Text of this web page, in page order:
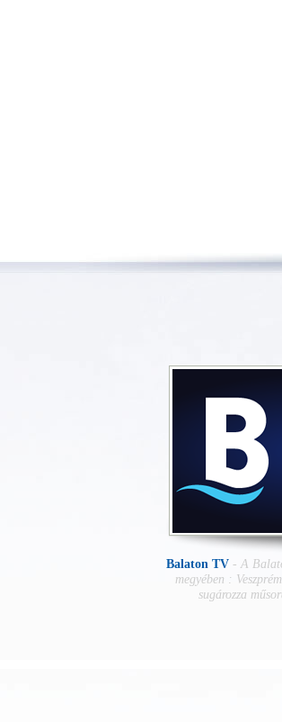
Balaton TV - A
megyében :
sugározza